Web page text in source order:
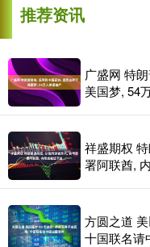
推荐资讯
广盛网 特
美国梦, 54
祥盛期权
署阿联酋,
方圆之道
十国联名请